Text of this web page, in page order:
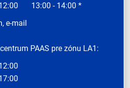
13:00 - 14:00 *
e-mail
PAAS pre zónu LA1: